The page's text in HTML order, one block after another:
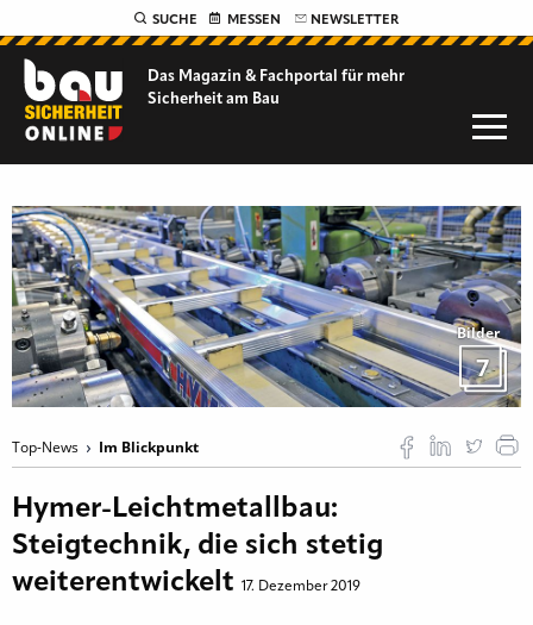
SUCHE MESSEN NEWSLETTER
Das Magazin & Fachportal für mehr
Sicherheit am Bau
Bilder
7
Top-News Im Blickpunkt
Hymer-Leichtmetallbau:
Steigtechnik, die sich stetig
weiterentwickelt 17. Dezember 2019